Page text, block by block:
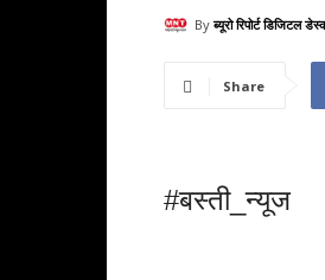
By ब्यूरो रिपोर्ट डिजिटल
Share
#बस्ती_न्यूज